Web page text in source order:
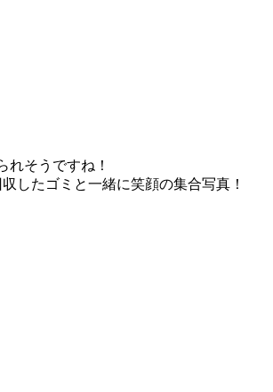
そうですね！
したゴミと一緒に笑顔の集合写真！